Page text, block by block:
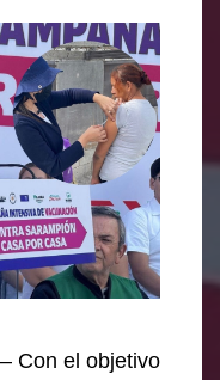
Con el objetivo